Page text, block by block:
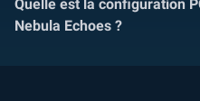
Quelle est la configuration
Nebula Echoes ?